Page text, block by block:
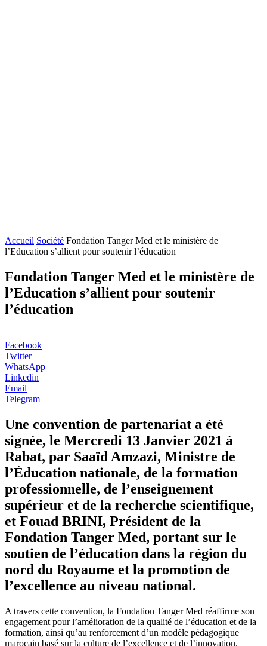
Accueil Société Fondation Tanger Med et le ministère de
l’Education s’allient pour soutenir l’éducation
Fondation Tanger Med et le ministère de
l’Education s’allient pour soutenir
l’éducation
Facebook
Twitter
WhatsApp
Linkedin
Email
Telegram
Une convention de partenariat a été
signée, le Mercredi 13 Janvier 2021 à
Rabat, par Saaïd ‎Amzazi, Ministre de
l’Éducation nationale, de la formation
professionnelle, de l’enseignement
‎supérieur et de la recherche scientifique,
et Fouad BRINI, Président de la
Fondation Tanger ‎Med, portant sur le
soutien de l’éducation dans la région du
nord du Royaume et la promotion ‎de
l’excellence au niveau national.‎
A travers cette convention, la Fondation Tanger Med réaffirme son
engagement pour ‎l’amélioration de la qualité de l’éducation et de la
formation, ainsi qu’au renforcement d’un ‎modèle pédagogique
marocain basé sur la culture de l’excellence et de l’innovation.‎